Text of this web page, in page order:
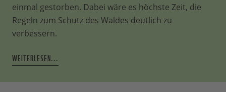
einmal gestorben. Dabei wäre es höchste Zeit, die
Regeln zum Schutz des Waldes deutlich zu
verbessern.
WEITERLESEN...